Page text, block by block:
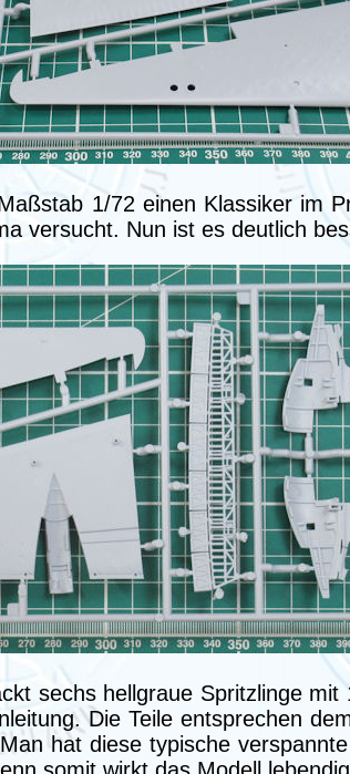
1/72 einen Klassiker im
versucht. Nun ist es deutlich
sechs hellgraue Spritzlinge
Die Teile entsprechen
hat diese typische